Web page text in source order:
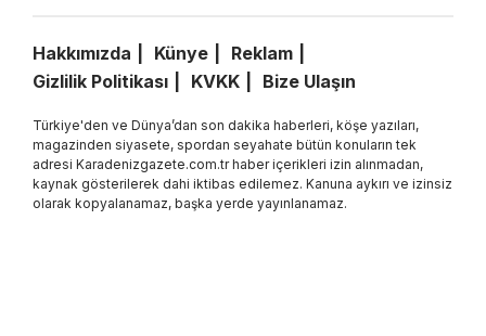
Hakkımızda Künye
Reklam
Gizlilik Politikası
KVKK Bize Ulaşın
Türkiye'den ve Dünya’dan son dakika haberleri, köşe yazıları,
magazinden siyasete, spordan seyahate bütün konuların tek
adresi Karadenizgazete.com.tr haber içerikleri izin alınmadan,
kaynak gösterilerek dahi iktibas edilemez. Kanuna aykırı ve izinsiz
olarak kopyalanamaz, başka yerde yayınlanamaz.